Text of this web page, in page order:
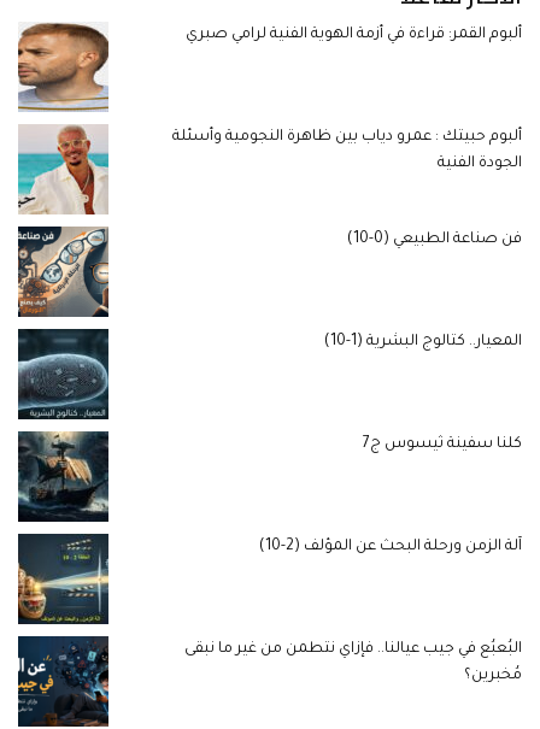
ألبوم القمر: قراءة في أزمة الهوية الفنية لرامي صبري
ألبوم حبيتك : عمرو دياب بين ظاهرة النجومية وأسئلة
الجودة الفنية
فن صناعة الطبيعي (0-10)
المعيار.. كتالوج البشرية (1-10)
كلنا سفينة ثيسوس ج7
آلة الزمن ورحلة البحث عن المؤلف (2-10)
البُعبُع في جيب عيالنا.. فإزاي نتطمن من غير ما نبقى
مُخبرين؟